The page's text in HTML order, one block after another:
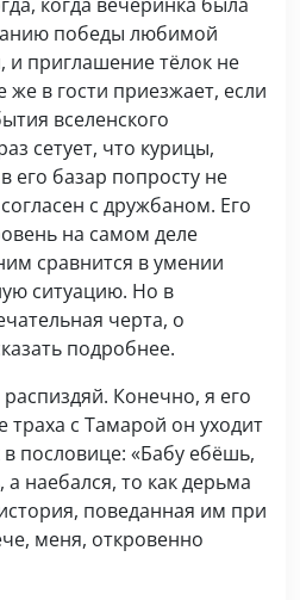
победы любимой
приглашение тёлок не
в гости приезжает, если
вселенского
сетует, что курицы,
его базар попросту не
с дружбаном. Его
на самом деле
сравнится в умении
ситуацию. Но в
черта, о
подробнее.
Конечно, я его
траха с Тамарой он уходит
в пословице: «Бабу ебёшь,
наебался, то как дерьма
поведанная им при
меня, откровенно